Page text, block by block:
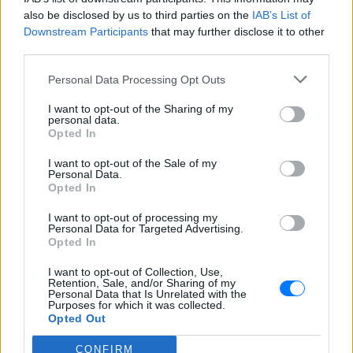
also be disclosed by us to third parties on the IAB’s List of
Downstream Participants that may further disclose it to other
Personal Data Processing Opt Outs
I want to opt-out of the Sharing of my
personal data.
Opted In
I want to opt-out of the Sale of my
Personal Data.
Opted In
I want to opt-out of processing my
Personal Data for Targeted Advertising.
Opted In
I want to opt-out of Collection, Use,
Retention, Sale, and/or Sharing of my
Personal Data that Is Unrelated with the
Purposes for which it was collected.
Opted Out
CONFIRM
ΔΕΙΤΕ ΕΠΙΣΗΣ
ΣΤΗΝ ΙΔΙΑ ΚΑΤΗΓΟΡΙΑ
ερευνητής που κατέγραφε τη
συμβίωση του μικρού σκυλιού
δεν επενέβη
ΧΤΕΣ
δεν είναι δυνατόν να πάω να επέμβω,
ούτε γίνεται να στείλω κάποιον
κτηνίατρο σε ένα μέρος όπου υπάρχει
αγέλη με λύκους, είναι επικίνδυνο» λέει
- Έχουν πεθάνει και έξι λυκόπουλα